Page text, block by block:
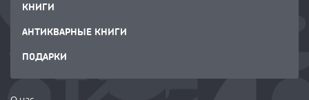
КНИГИ
АНТИКВАРНЫЕ КНИГИ
ПОДАРКИ